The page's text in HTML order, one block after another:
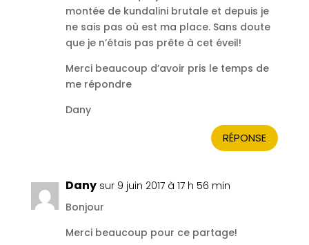
montée de kundalini brutale et depuis je
ne sais pas où est ma place. Sans doute
que je n’étais pas prête à cet éveil!
Merci beaucoup d’avoir pris le temps de
me répondre
Dany
RÉPONSE
Dany sur 9 juin 2017 à 17 h 56 min
Bonjour
Merci beaucoup pour ce partage!